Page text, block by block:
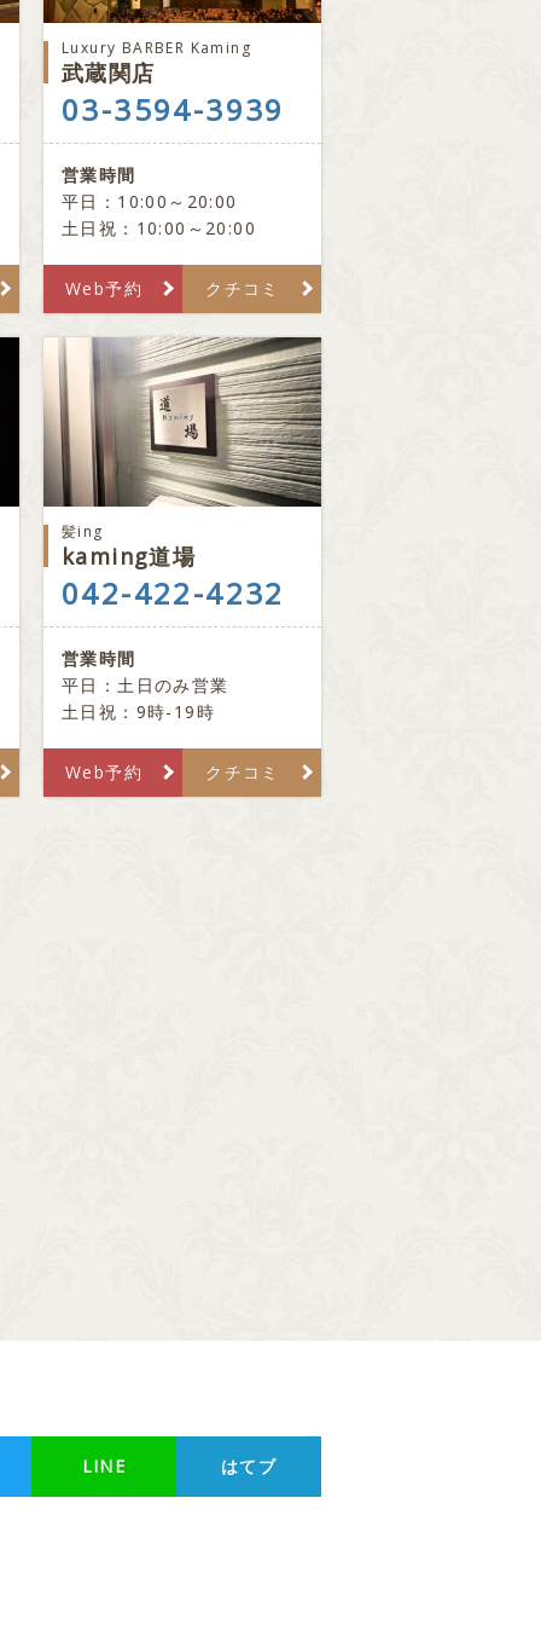
Luxury BARBER Kaming
武蔵関店
03-3594-3939
営業時間
平日：10:00～20:00
土日祝：10:00～20:00
Web予約 クチコミ
髪ing
kaming道場
042-422-4232
営業時間
平日：土日のみ営業
土日祝：9時-19時
Web予約 クチコミ
LINE はてブ